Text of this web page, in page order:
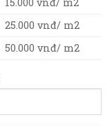
25.000 vnđ/ m2
50.000 vnđ/ m2